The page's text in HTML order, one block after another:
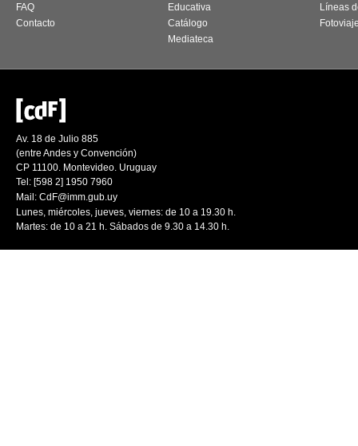
FAQ
Contacto
Educativa
Catálogo
Mediateca
Líneas
Av. 18 de Julio 885
(entre Andes y Convención)
CP 11100. Montevideo. Uruguay
Tel: [598 2] 1950 7960
Mail: CdF@imm.gub.uy
Lunes, miércoles, jueves, viernes: de 10 a 19.30 h.
Martes: de 10 a 21 h. Sábados de 9.30 a 14.30 h.